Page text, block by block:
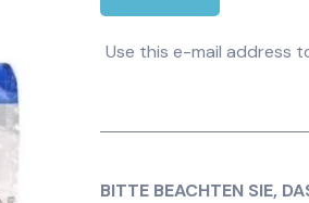
Use this e-mail address
BITTE BEACHTEN SIE,